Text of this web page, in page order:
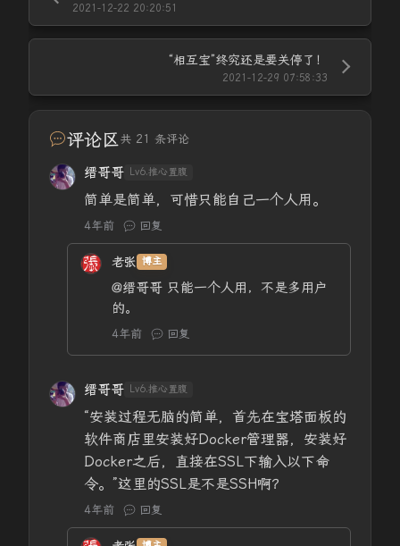
2021-12-22 20:20:51
“相互宝”终究还是要关停了！
2021-12-29 07:58:33
评论区共 21 条评论
缙哥哥 Lv6.推心置腹
简单是简单，可惜只能自己一个人用。
4年前 回复
老张 博主
@缙哥哥 只能一个人用，不是多用户
的。
4年前 回复
缙哥哥 Lv6.推心置腹
“安装过程无脑的简单，首先在宝塔面板的
软件商店里安装好Docker管理器，安装好
Docker之后，直接在SSL下输入以下命
令。”这里的SSL是不是SSH啊？
4年前 回复